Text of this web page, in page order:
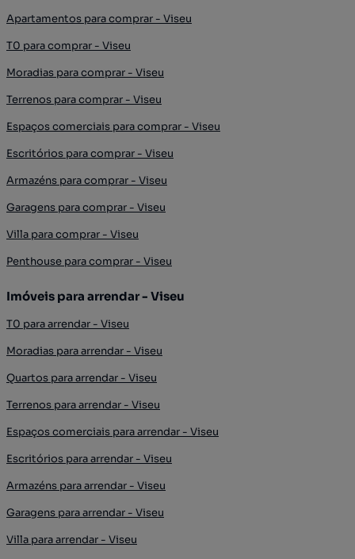
Apartamentos para comprar - Viseu
T0 para comprar - Viseu
Moradias para comprar - Viseu
Terrenos para comprar - Viseu
Espaços comerciais para comprar - Viseu
Escritórios para comprar - Viseu
Armazéns para comprar - Viseu
Garagens para comprar - Viseu
Villa para comprar - Viseu
Penthouse para comprar - Viseu
Imóveis para arrendar - Viseu
T0 para arrendar - Viseu
Moradias para arrendar - Viseu
Quartos para arrendar - Viseu
Terrenos para arrendar - Viseu
Espaços comerciais para arrendar - Viseu
Escritórios para arrendar - Viseu
Armazéns para arrendar - Viseu
Garagens para arrendar - Viseu
Villa para arrendar - Viseu